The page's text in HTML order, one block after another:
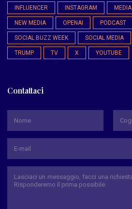
INFLUENCER INSTAGRAM MEDIA
NEW MEDIA OPENAI PODCAST
SOCIAL BUZZ WEEK SOCIAL MEDIA
TRUMP TV X YOUTUBE
Contattaci